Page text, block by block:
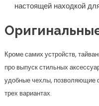
настоящей находкой
Кроме самих устройств,
про выпуск стильных
удобные чехлы, позволяющие
трех вариантах.